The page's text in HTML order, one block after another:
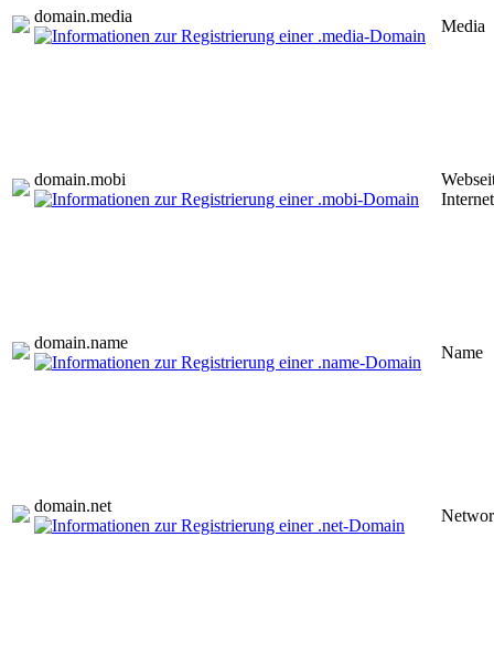
domain.media
Media
domain.mobi
Internet
domain.name
Name
domain.net